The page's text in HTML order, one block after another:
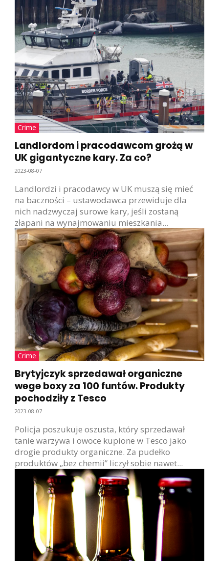
Crime
Landlordom i pracodawcom grożą w
UK gigantyczne kary. Za co?
2023-08-07
Landlordzi i pracodawcy w UK muszą się mieć
na baczności – ustawodawca przewiduje dla
nich nadzwyczaj surowe kary, jeśli zostaną
złapani na wynajmowaniu mieszkania...
Crime
Brytyjczyk sprzedawał organiczne
wege boxy za 100 funtów. Produkty
pochodziły z Tesco
2023-08-07
Policja poszukuje oszusta, który sprzedawał
tanie warzywa i owoce kupione w Tesco jako
drogie produkty organiczne. Za pudełko
produktów „bez chemii” liczył sobie nawet...